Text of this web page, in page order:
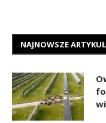
NAJNOWSZE